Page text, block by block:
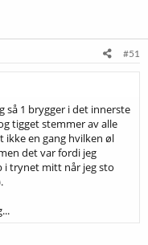
#51
så 1 brygger i det innerste
tigget stemmer av alle
ikke en gang hvilken øl
det var fordi jeg
i trynet mitt når jeg sto